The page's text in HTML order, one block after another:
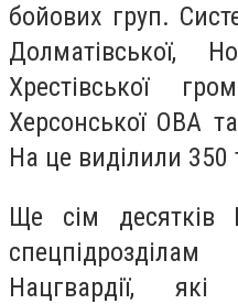
бойових груп.
Долматівської,
Хрестівської
Херсонської ОВА
На це виділили 350
Ще сім десятків
Нацгвардії,